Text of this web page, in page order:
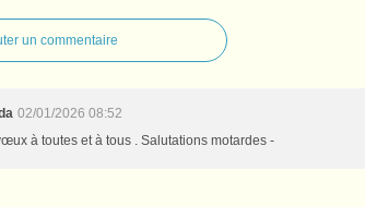
un commentaire
02/01/2026 08:52
à toutes et à tous . Salutations motardes -